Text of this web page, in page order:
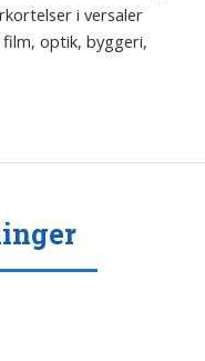
i versaler
optik, byggeri,